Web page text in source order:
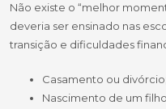
Não existe o “melhor
deveria ser ensinado nas
transição e dificuldades
Casamento ou divórcio;
Nascimento de um